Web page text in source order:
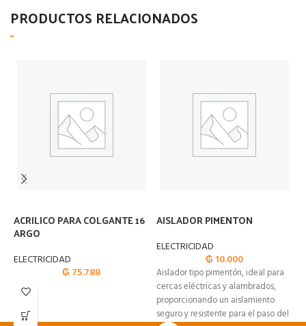
PRODUCTOS RELACIONADOS
ACRILICO PARA COLGANTE 16
ARGO
ELECTRICIDAD
₲ 75.788
AISLADOR PIMENTON
ELECTRICIDAD
₲ 10.000
Aislador tipo pimentón, ideal para
cercas eléctricas y alambrados,
proporcionando un aislamiento
seguro y resistente para el paso del